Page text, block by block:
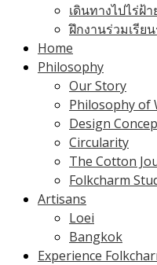
เดินทางไปไร่ฝ้
ฝึกงานร่วมเรีย
Home
Philosophy
Our Story
Philosophy of
Design
Circularity
The Cotton
Folkcharm
Artisans
Loei
Bangkok
Experience